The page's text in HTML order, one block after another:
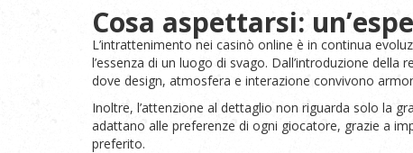
Cosa aspettarsi:
L’intrattenimento nei casinò online è in continua
l’essenza di un luogo di svago. Dall’introduzione
dove design, atmosfera e interazione convivono
Inoltre, l’attenzione al dettaglio non riguarda solo la
adattano alle preferenze di ogni giocatore, grazie a
preferito.